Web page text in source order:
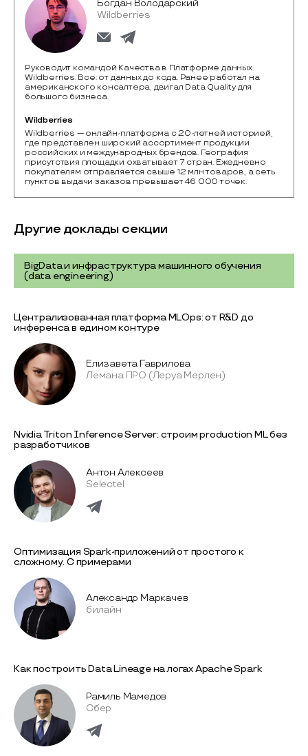
Богдан Володарский
Wildberries
Руководит командой Качества в Платформе данных
Wildberries. Все: от данных до кода. Ранее работал на
американского консалтера, двигал Data Quality для
большого бизнеса.
Wildberries
Wildberries — онлайн-платформа с 20-летней историей,
где представлен широкий ассортимент продукции
российских и международных брендов. География
присутствия площадки охватывает 7 стран. Ежедневно
покупателям отправляется свыше 12 млн товаров, а сеть
пунктов выдачи заказов превышает 46 000 точек.
Другие доклады секции
BigData и инфраструктура машинного обучения
(data engineering)
Централизованная платформа MLOps: от R&D до
инференса в едином контуре
Елизавета Гаврилова
Лемана ПРО (Леруа Мерлен)
Nvidia Triton Inference Server: строим production ML без
разработчиков
Антон Алексеев
Selectel
Оптимизация Spark-приложений от простого к
сложному. С примерами
Александр Маркачев
билайн
Как построить Data Lineage на логах Apache Spark
Рамиль Мамедов
Сбер